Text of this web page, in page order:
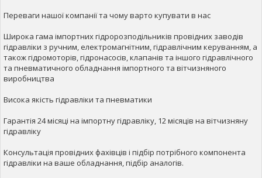
Переваги нашої компанії та чому варто купувати в нас
Широка гама імпортних гідророзподільників провідних заводів
гідравліки з ручним, електромагнітним, гідравлічним керуванням, а
також гідромоторів, гідронасосів, клапанів та іншого гідравлічного
та пневматичного обладнання імпортного та вітчизняного
виробництва
Висока якість гідравліки та пневматики
Гарантія 24 місяці на імпортну гідравліку, 12 місяців на вітчизняну
гідравліку
Консультація провідних фахівців і підбір потрібного компонента
гідравліки на ваше обладнання, підбір аналогів.